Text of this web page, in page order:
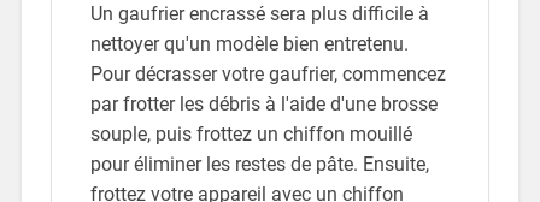
Un gaufrier encrassé sera plus difficile à
nettoyer qu'un modèle bien entretenu.
Pour décrasser votre gaufrier, commencez
par frotter les débris à l'aide d'une brosse
souple, puis frottez un chiffon mouillé
pour éliminer les restes de pâte. Ensuite,
frottez votre appareil avec un chiffon